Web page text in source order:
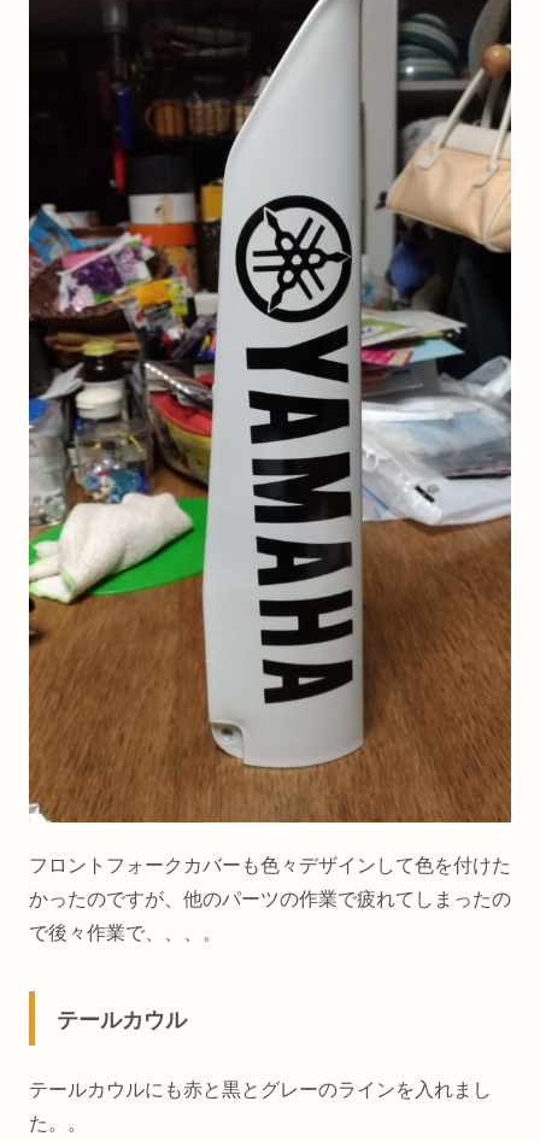
フロントフォークカバーも色々デザインして色を付けた
かったのですが、他のパーツの作業で疲れてしまったの
で後々作業で、、、。
テールカウル
テールカウルにも赤と黒とグレーのラインを入れまし
た。。